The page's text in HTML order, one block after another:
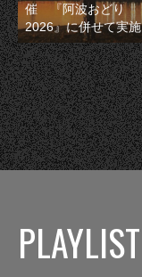
催 『阿波おどり
2026』に併せて実施
PLAYLIST